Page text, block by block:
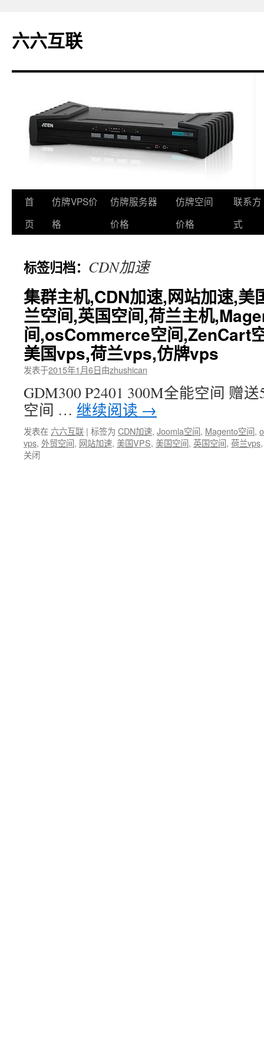
六六互联
跳
至
文
首
页
仿牌VPS价
格
仿牌服务器
价格
仿牌空间
价格
联系方
式
标签归档： CDN加速
集群主机,CDN加速,网站加速,美
兰空间,英国空间,荷兰主机
间,osCommerce空间,ZenCart
美国vps,荷兰vps,仿牌vps
发表于2015年1月6日由zhushican
GDM300 P2401 300M全能空间 赠
空间 … 继续阅读 →
发表在六六互联 | 标签为 CDN加速, Joomla空间, Magento空间,
vps, 外贸空间, 网站加速, 美国VPS, 美国空间, 英国空间, 荷兰vps
关闭